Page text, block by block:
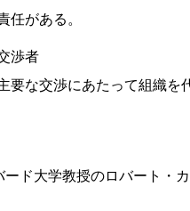
任がある。
渉者
要な交渉にあたって組織を
ード大学教授のロバート・